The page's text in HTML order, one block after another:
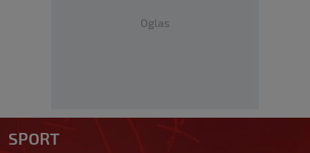
Oglas
SPORT